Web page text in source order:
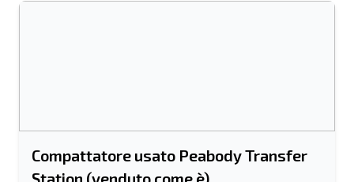
Compattatore usato Peabody Transfer
Station (venduto come è)